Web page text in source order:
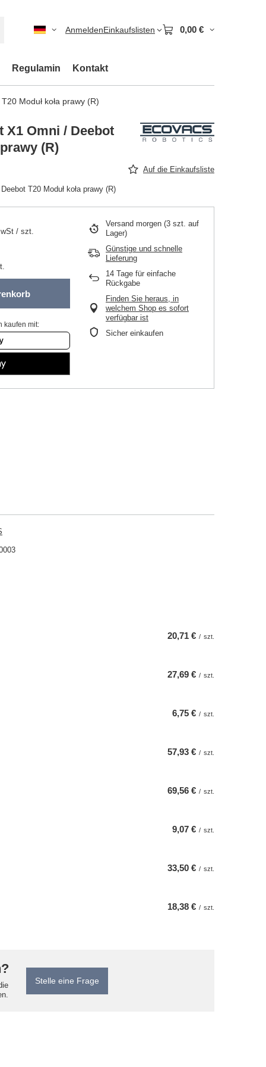
AnmeldenEinkaufslisten 0,00 €
Regulamin Kontakt
Moduł koła prawy (R)
X1 Omni / Deebot
(R)
Auf die Einkaufsliste
T20 Moduł koła prawy (R)
/ szt.
kaufen mit:
Versand morgen (3 szt. auf
Lager)
Günstige und schnelle
Lieferung
14 Tage für einfache
Rückgabe
Finden Sie heraus, in
welchem Shop es sofort
verfügbar ist
Sicher einkaufen
20,71 € / szt.
27,69 € / szt.
6,75 € / szt.
57,93 € / szt.
69,56 € / szt.
9,07 € / szt.
33,50 € / szt.
18,38 € / szt.
Stelle eine Frage